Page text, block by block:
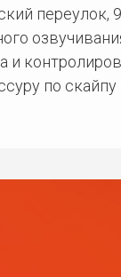
переулок, 9
и
по скайпу